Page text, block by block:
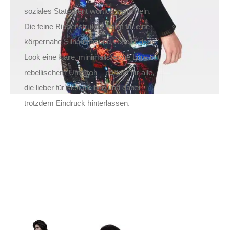
soziales Statement wortlos vermitteln.
Die feine Rippenstruktur sorgt für eine
körpernahe Silhouette und verleiht dem
Look eine klare, minimalistische Linie mit
rebellischem Unterton – perfekt für alle,
die lieber für sich bleiben und dabei
trotzdem Eindruck hinterlassen.
Punk Rave Hemd